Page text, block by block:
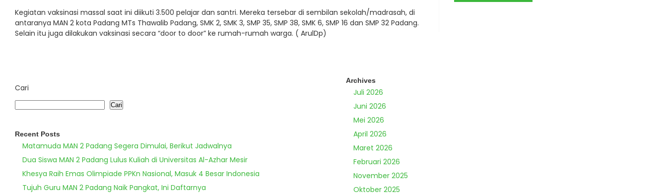
Kegiatan vaksinasi massal saat ini diikuti 3.500 pelajar dan santri. Mereka tersebar di sembilan sekolah/madrasah, di
antaranya MAN 2 kota Padang MTs Thawalib Padang, SMK 2, SMK 3, SMP 35, SMP 38, SMK 6, SMP 16 dan SMP 32 Padang.
Selain itu juga dilakukan vaksinasi secara “door to door” ke rumah-rumah warga. ( ArulDp)
Cari
Cari
Recent Posts
Matamuda MAN 2 Padang Segera Dimulai, Berikut Jadwalnya
Dua Siswa MAN 2 Padang Lulus Kuliah di Universitas Al-Azhar Mesir
Khesya Raih Emas Olimpiade PPKn Nasional, Masuk 4 Besar Indonesia
Tujuh Guru MAN 2 Padang Naik Pangkat, Ini Daftarnya
Archives
Juli 2026
Juni 2026
Mei 2026
April 2026
Maret 2026
Februari 2026
November 2025
Oktober 2025